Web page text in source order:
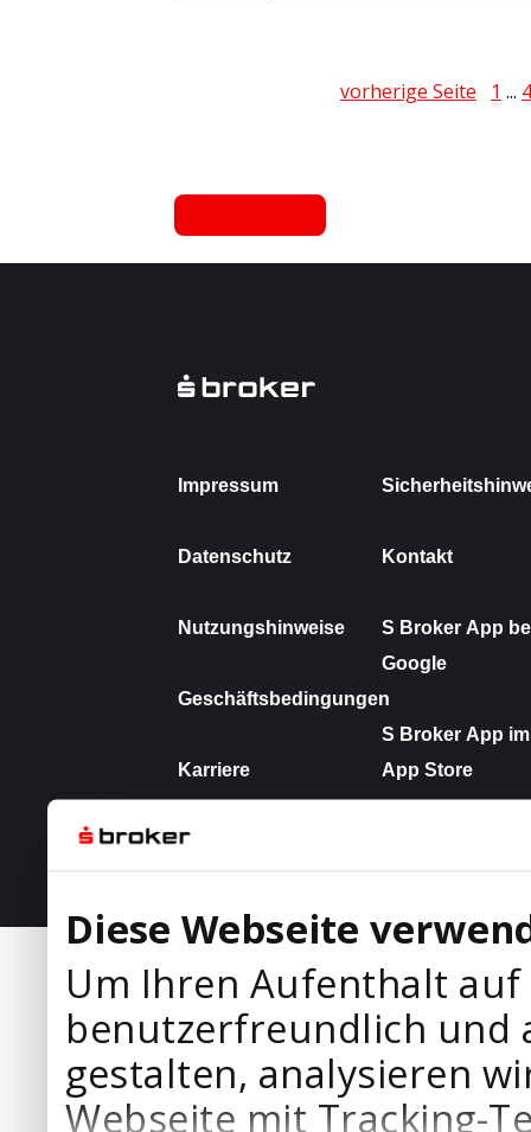
Diese Webseite
Um Ihren Aufenthalt
benutzerfreundlich und
gestalten, analysieren
Webseite mit Tracking-
vorherige Seite 1 ... 4